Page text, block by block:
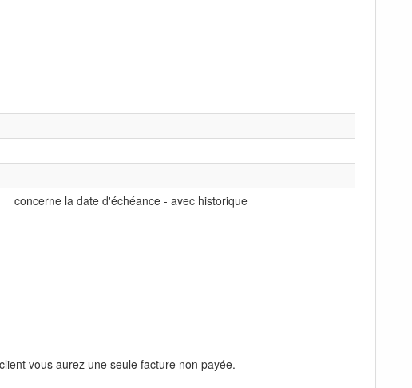
concerne la date d'échéance - avec historique
vous aurez une seule facture non payée.